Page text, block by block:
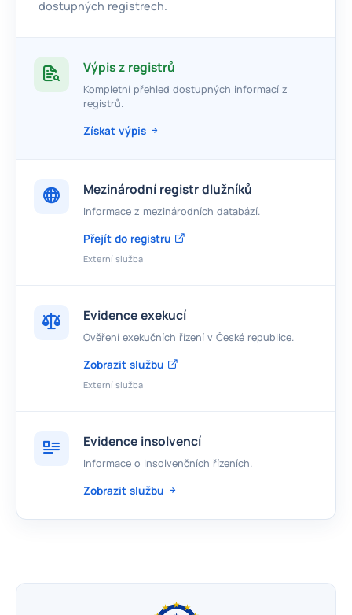
dostupných registrech.
Výpis z registrů
Kompletní přehled dostupných informací z
registrů.
Získat výpis
Mezinárodní registr dlužníků
Informace z mezinárodních databází.
Přejít do registru
Externí služba
Evidence exekucí
Ověření exekučních řízení v České republice.
Zobrazit službu
Externí služba
Evidence insolvencí
Informace o insolvenčních řízeních.
Zobrazit službu